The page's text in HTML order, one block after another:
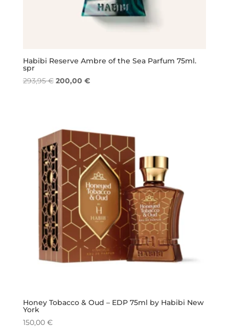
Habibi Reserve Ambre of the Sea Parfum 75ml.
spr
293,95€ Il
293,95 €.
200,00 €Il
Honey Tobacco & Oud – EDP 75ml by Habibi New
York
150,00 €